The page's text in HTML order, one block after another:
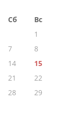
Сб
Вс
1
7
8
14
15
21
22
28
29